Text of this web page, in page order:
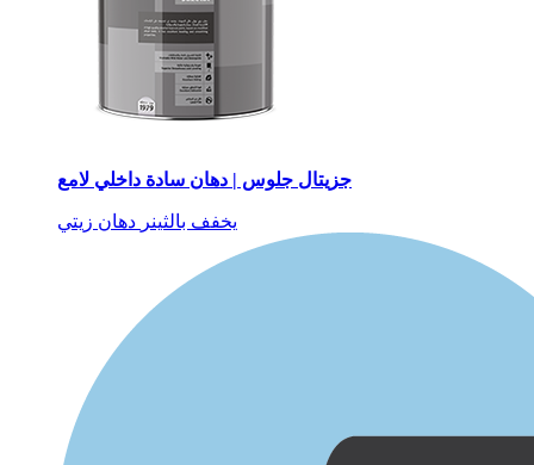
جزيتال جلوس | دهان سادة داخلي لامع
يخفف بالثينر دهان زيتي